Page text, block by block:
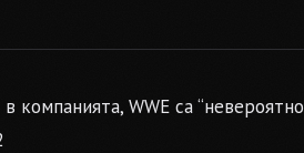
WWE са “невероятно